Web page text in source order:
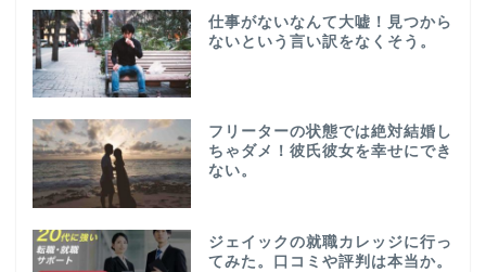
仕事がないなんて大嘘！見つから
ないという言い訳をなくそう。
フリーターの状態では絶対結婚し
ちゃダメ！彼氏彼女を幸せにでき
ない。
ジェイックの就職カレッジに行っ
てみた。口コミや評判は本当か。